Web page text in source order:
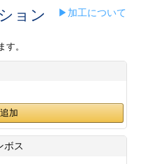
ョン ▶加工について
。
ボス